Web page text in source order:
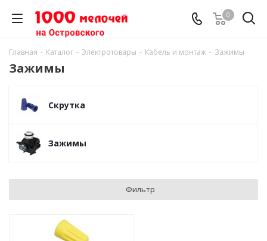
0
Главная - Каталог - Электротовары - Кабель и монтаж - Зажимы
Зажимы
Скрутка
Зажимы
Фильтр